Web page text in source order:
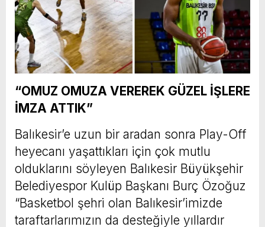
“OMUZ OMUZA VEREREK GÜZEL İŞLERE
İMZA ATTIK”
Balıkesir’e uzun bir aradan sonra Play-Off
heyecanı yaşattıkları için çok mutlu
olduklarını söyleyen Balıkesir Büyükşehir
Belediyespor Kulüp Başkanı Burç Özoğuz
“Basketbol şehri olan Balıkesir’imizde
taraftarlarımızın da desteğiyle yıllardır